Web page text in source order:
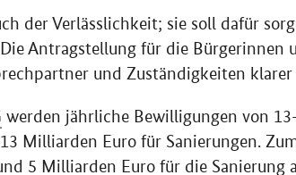
der Verlässlichkeit; sie soll dafür
Antragstellung für die Bürgerinnen
und Zuständigkeiten klarer
werden jährliche Bewilligungen von
Milliarden Euro für Sanierungen.
5 Milliarden Euro für die Sanierung